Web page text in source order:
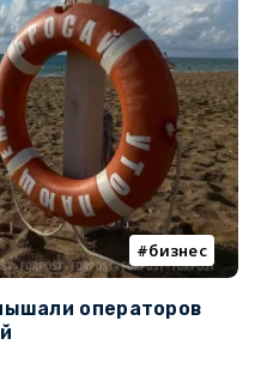
бизнес
операторов